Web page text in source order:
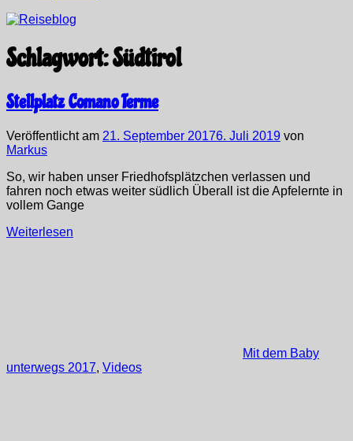
Schlagwort:Südtirol
Stellplatz Comano Terme
Veröffentlicht am 21. September 20176. Juli 2019 von
Markus
So, wir haben unser Friedhofsplätzchen verlassen und
fahren noch etwas weiter südlich Überall ist die Apfelernte in
vollem Gange
Weiterlesen
Mit dem Baby
unterwegs 2017, Videos